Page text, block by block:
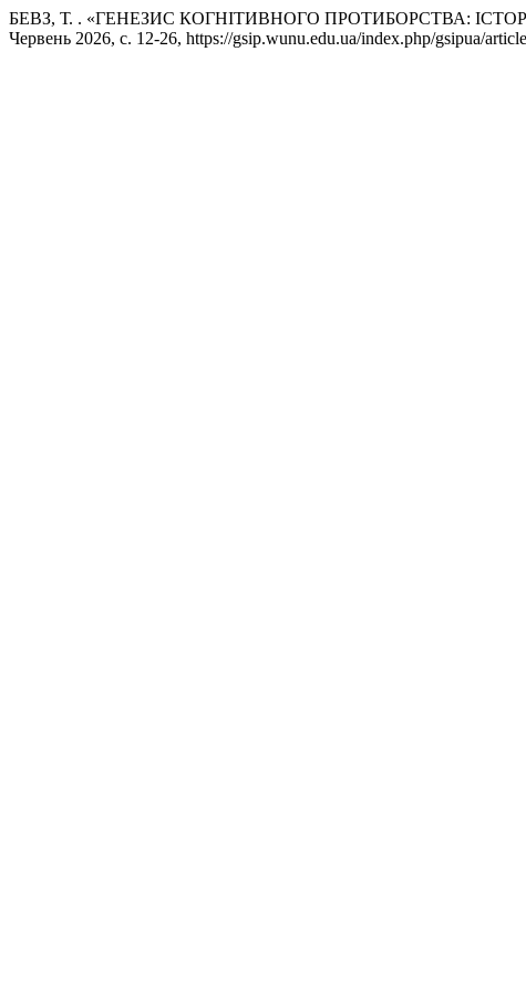
БЕВЗ, Т. . «ГЕНЕЗИС КОГНІТИВНОГО ПРОТИБОРСТВА:
Червень 2026, с. 12-26, https://gsip.wunu.edu.ua/index.php/gsipua/